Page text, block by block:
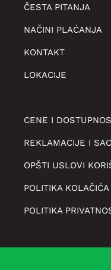
ČESTA PITANJA
NAČINI PLAĆANJA
KONTAKT
LOKACIJE
CENE I
REKLAMACIJE I
OPŠTI USLOVI
POLITIKA KOLAČIĆA
POLITIKA